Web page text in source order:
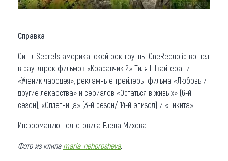
Справка
Сингл Secrets американской рок-группы OneRepublic вошел
в саундтрек фильмов «Красавчик 2» Тиля Швайгера и
«Ученик чародея», рекламные трейлеры фильма «Любовь и
другие лекарства» и сериалов «Остаться в живых» (6-й
сезон), «Сплетница» (3-й сезон/ 14-й эпизод) и «Никита».
Информацию подготовила Елена Михова.
Фото из клипа maria_nehorosheva.